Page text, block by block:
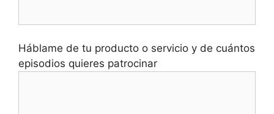
Háblame de tu producto o servicio y de cuántos
episodios quieres patrocinar